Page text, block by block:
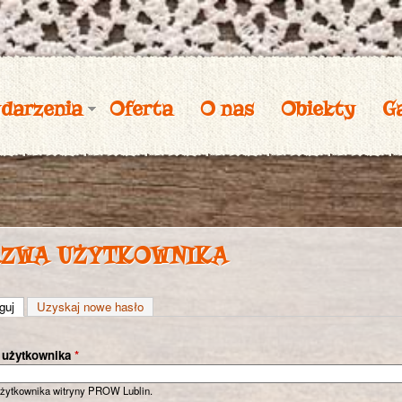
Przejdź
do
treści
Oferta O nas Obiekty
użytkownika
(aktywna karta)
Uzyskaj nowe hasło
*
witryny PROW Lublin.